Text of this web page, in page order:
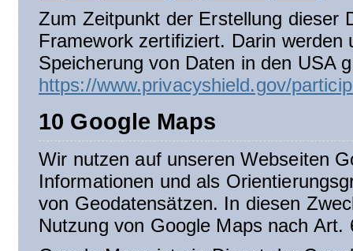
Zum Zeitpunkt der Erstellung dieser
Framework zertifiziert. Darin
Speicherung von Daten in den USA
https://www.privacyshield.gov/
10 Google Maps
Wir nutzen auf unseren Webseiten
Informationen und als
von Geodatensätzen. In diesen
Nutzung von Google Maps nach